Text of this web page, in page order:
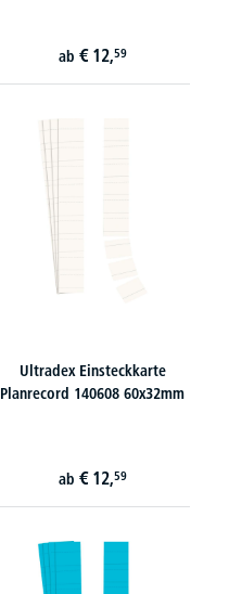
ab € 12,59
Ultradex Einsteckkarte
Planrecord 140608 60x32mm
ab € 12,59